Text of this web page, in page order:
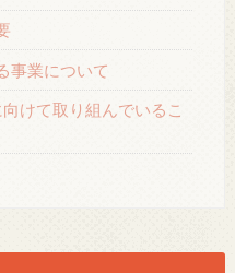
事業について
けて取り組んでいるこ